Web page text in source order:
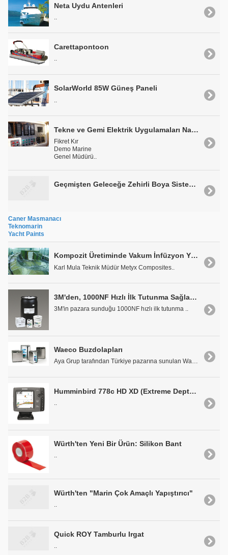
Neta Uydu Antenleri
Carettapontoon
..
SolarWorld 85W Güneş Paneli
Tekne ve Gemi Elektrik Uygulamaları Nasıl Yapılır
Fikret Kır
Demo Marine
Genel Müdürü..
Geçmişten Geleceğe Zehirli Boya Sistemleri
Caner Masmanacı
Teknomarin
Yacht Paints
Kompozit Üretiminde Vakum İnfüzyon Yöntemi
Karl Mula Teknik Müdür Metyx Composites..
3M'den, 1000NF Hızlı İlk Tutunma Sağlayan Su Bazlı Yapıştırıcı
3M'in pazara sunduğu 1000NF hızlı ilk tutunma ..
Waeco Buzdolapları
Aya Grup tarafından Türkiye pazarına sunulan Waeco..
Humminbird 778c HD XD (Extreme Depth) Balık Bulucu
Würth'ten Yeni Bir Ürün: Silikon Bant
..
Würth'ten "Marin Çok Amaçlı Yapıştırıcı"
..
Quick ROY Tamburlu Irgat
..